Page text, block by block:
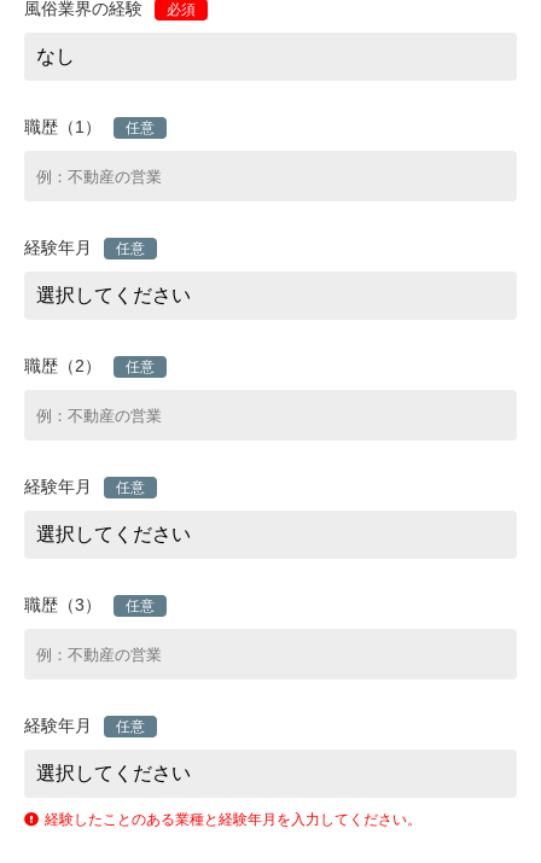
風俗業界の経験 必須
職歴（1） 任意
経験年月 任意
職歴（2） 任意
経験年月 任意
職歴（3） 任意
経験年月 任意
経験したことのある業種と経験年月を入力してください。